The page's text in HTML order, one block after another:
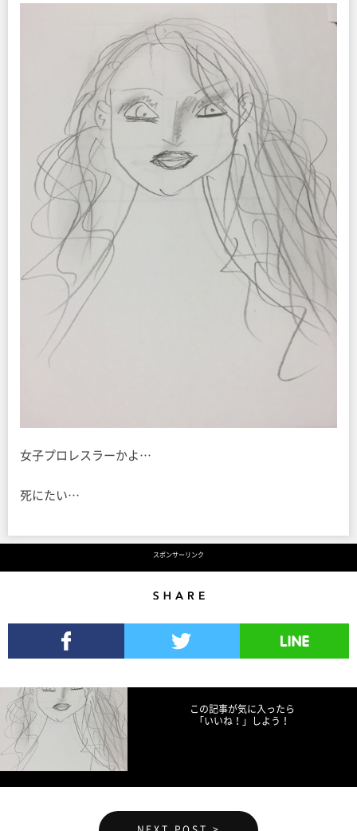
女子プロレスラーかよ…
死にたい…
スポンサーリンク
この記事が気に入ったら
「いいね！」しよう！
NEXT POST >